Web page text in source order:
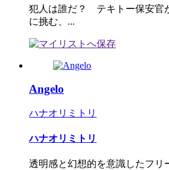
犯人は誰だ？ テキトー保安官
に挑む、...
Angelo
ハナオリミトリ
ハナオリミトリ
透明感と幻想的を意識したフリ